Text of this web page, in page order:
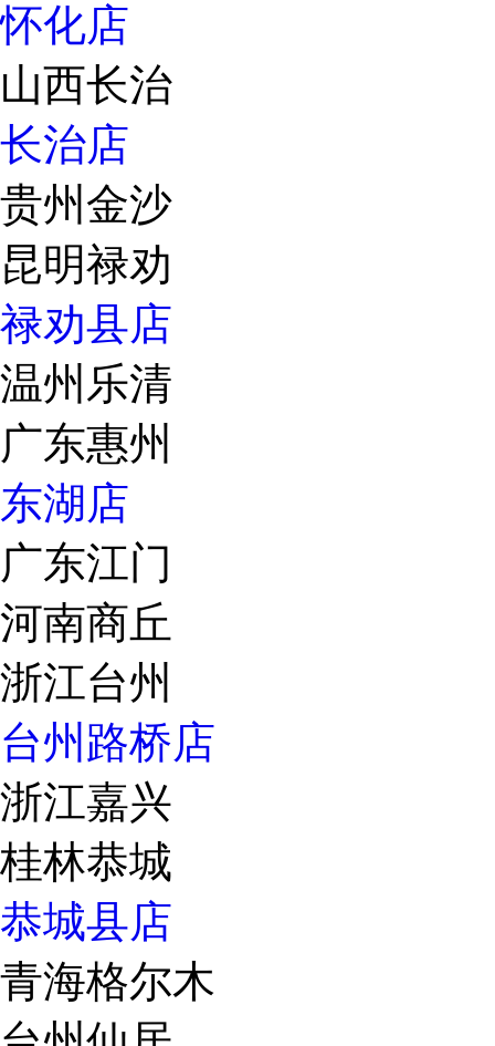
怀化店
山西长治
长治店
贵州金沙
昆明禄劝
禄劝县店
温州乐清
广东惠州
东湖店
广东江门
河南商丘
浙江台州
台州路桥店
浙江嘉兴
桂林恭城
恭城县店
青海格尔木